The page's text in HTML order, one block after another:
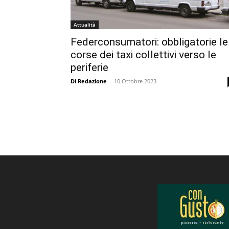
Attualità
Federconsumatori: obbligatorie le
corse dei taxi collettivi verso le
periferie
Di Redazione - 10 Ottobre 2023